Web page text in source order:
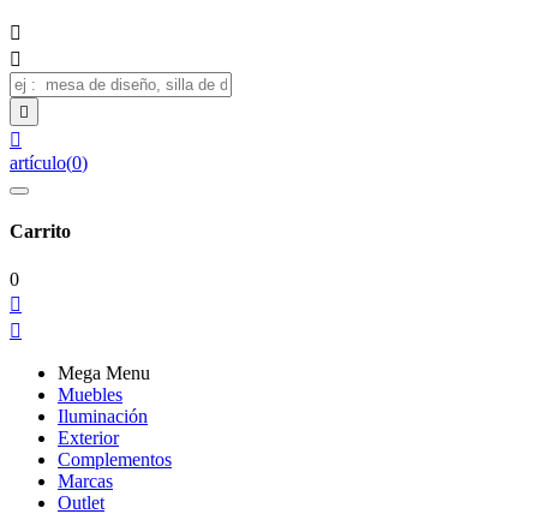




artículo(0)
Carrito
0


Mega Menu
Muebles
Iluminación
Exterior
Complementos
Marcas
Outlet